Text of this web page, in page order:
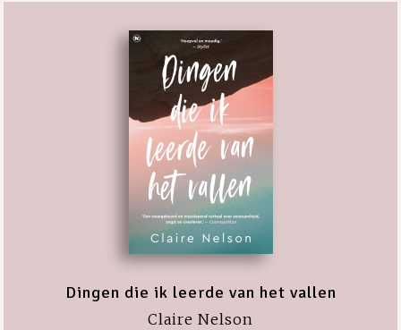
Dingen die ik leerde van het vallen
Claire Nelson